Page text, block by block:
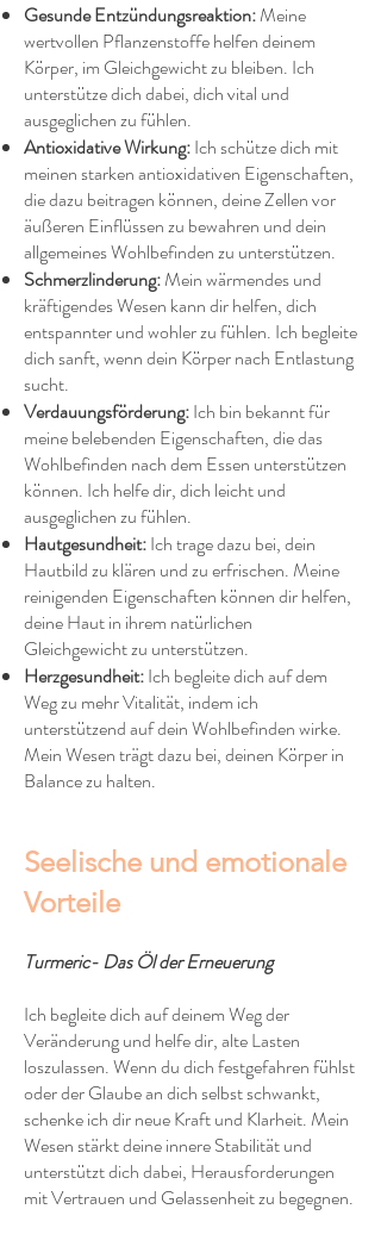
Gesunde Entzündungsreaktion:Meine
wertvollen Pflanzenstoffe helfen deinem
Körper, im Gleichgewicht zu bleiben. Ich
unterstütze dich dabei, dich vital und
ausgeglichen zu fühlen.
Antioxidative Wirkung:Ich schütze dich mit
meinen starken antioxidativen Eigenschaften,
die dazu beitragen können, deine Zellen vor
äußeren Einflüssen zu bewahren und dein
allgemeines Wohlbefinden zu unterstützen.
Schmerzlinderung:Mein wärmendes und
kräftigendes Wesen kann dir helfen, dich
entspannter und wohler zu fühlen. Ich begleite
dich sanft, wenn dein Körper nach Entlastung
sucht.
Verdauungsförderung:Ich bin bekannt für
meine belebenden Eigenschaften, die das
Wohlbefinden nach dem Essen unterstützen
können. Ich helfe dir, dich leicht und
ausgeglichen zu fühlen.
Hautgesundheit:Ich trage dazu bei, dein
Hautbild zu klären und zu erfrischen. Meine
reinigenden Eigenschaften können dir helfen,
deine Haut in ihrem natürlichen
Gleichgewicht zu unterstützen.
Herzgesundheit:Ich begleite dich auf dem
Weg zu mehr Vitalität, indem ich
unterstützend auf dein Wohlbefinden wirke.
Mein Wesen trägt dazu bei, deinen Körper in
Balance zu halten.
Seelische und emotionale
Vorteile
Turmeric- Das Öl der Erneuerung
Ich begleite dich auf deinem Weg der
Veränderung und helfe dir, alte Lasten
loszulassen. Wenn du dich festgefahren fühlst
oder der Glaube an dich selbst schwankt,
schenke ich dir neue Kraft und Klarheit. Mein
Wesen stärkt deine innere Stabilität und
unterstützt dich dabei, Herausforderungen
mit Vertrauen und Gelassenheit zu begegnen.